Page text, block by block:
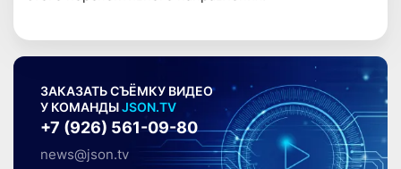
ЗАКАЗАТЬ СЪЁМКУ ВИДЕО
У КОМАНДЫJSON.TV
+7 (926) 561-09-80
news@json.tv